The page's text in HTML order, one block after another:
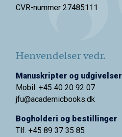
CVR-nummer 27485111
Henvendelser vedr.
Manuskripter og udgivelser
Mobil: +45 40 20 92 07
jfu@academicbooks.dk
Bogholderi og bestillinger
Tlf. +45 89 37 35 85